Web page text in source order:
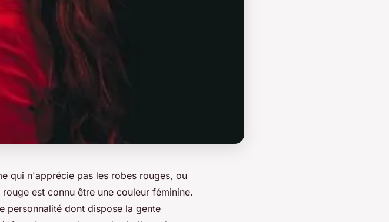
qui n'apprécie pas les robes rouges, ou
est connu être une couleur féminine.
personnalité dont dispose la gente